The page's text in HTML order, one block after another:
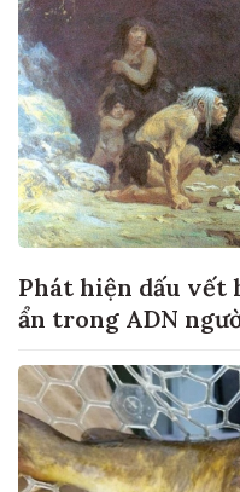
Phát hiện dấu vết
ẩn trong ADN